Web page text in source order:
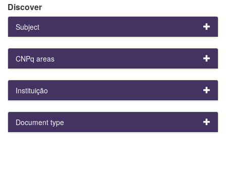
Discover
Subject
CNPq areas
Instituição
Document type